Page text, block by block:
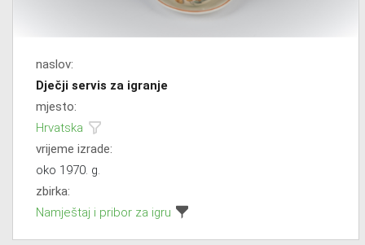
naslov:
Dječji servis za igranje
mjesto:
Hrvatska
vrijeme izrade:
oko 1970. g.
zbirka:
Namještaj i pribor za igru